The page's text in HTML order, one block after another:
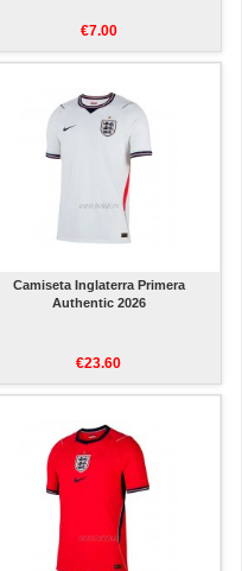
€7.00
Camiseta Inglaterra Primera
Authentic 2026
€23.60